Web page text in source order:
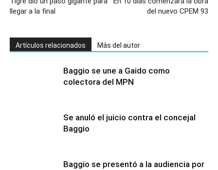
llegar a la final
del nuevo CPEM 93
Artículos relacionados Más del autor
Baggio se une a Gaido como
colectora del MPN
Se anuló el juicio contra el concejal
Baggio
Baggio se presentó a la audiencia por